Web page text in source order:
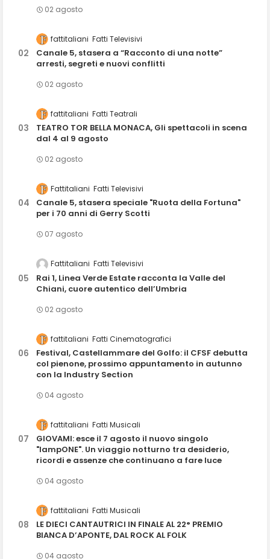
02 agosto
fattitaliani Fatti Televisivi
Canale 5, stasera a “Racconto di una notte”
arresti, segreti e nuovi conflitti
02 agosto
fattitaliani Fatti Teatrali
TEATRO TOR BELLA MONACA, Gli spettacoli in scena
dal 4 al 9 agosto
02 agosto
Fattitaliani Fatti Televisivi
Canale 5, stasera speciale "Ruota della Fortuna"
per i 70 anni di Gerry Scotti
07 agosto
Fattitaliani Fatti Televisivi
Rai 1, Linea Verde Estate racconta la Valle del
Chiani, cuore autentico dell’Umbria
02 agosto
fattitaliani Fatti Cinematografici
Festival, Castellammare del Golfo: il CFSF debutta
col pienone, prossimo appuntamento in autunno
con la Industry Section
04 agosto
fattitaliani Fatti Musicali
GIOVAMI: esce il 7 agosto il nuovo singolo
"lampONE". Un viaggio notturno tra desiderio,
ricordi e assenze che continuano a fare luce
04 agosto
fattitaliani Fatti Musicali
LE DIECI CANTAUTRICI IN FINALE AL 22° PREMIO
BIANCA D’APONTE, DAL ROCK AL FOLK
04 agosto